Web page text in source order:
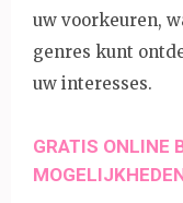
uw voorkeuren,
genres kunt
uw interesses.
GRATIS ONLINE